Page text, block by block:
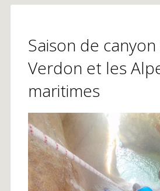
Saison de
Verdon et les
maritimes